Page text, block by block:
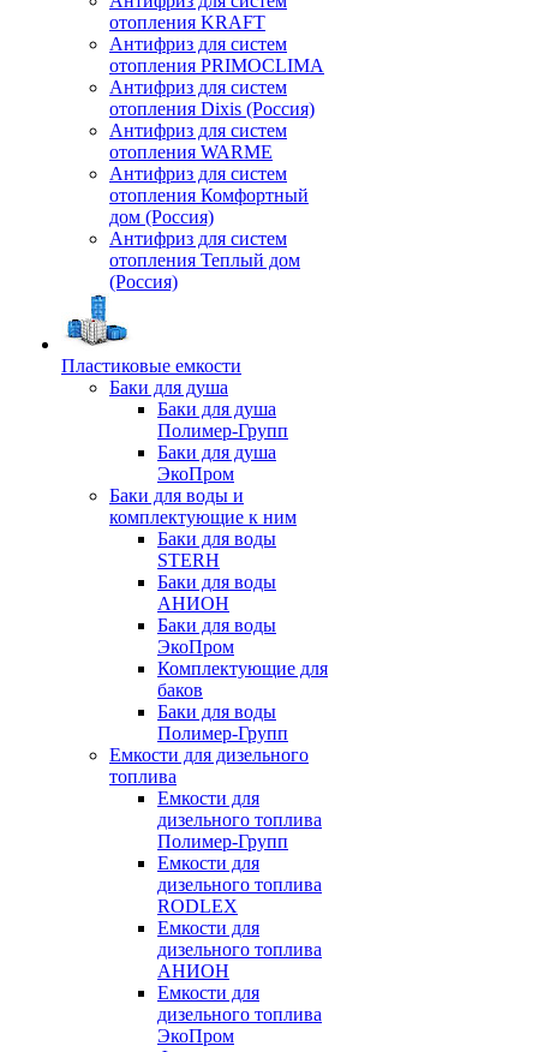
отопления KRAFT
Антифриз для систем
отопления PRIMOCLIMA
Антифриз для систем
отопления Dixis (Россия)
Антифриз для систем
отопления WARME
Антифриз для систем
отопления Комфортный
дом (Россия)
Антифриз для систем
отопления Теплый дом
(Россия)
Пластиковые емкости
Баки для душа
Баки для душа
Полимер-Групп
Баки для душа
ЭкоПром
Баки для воды и
комплектующие к ним
Баки для воды
STERH
Баки для воды
АНИОН
Баки для воды
ЭкоПром
Комплектующие для
баков
Баки для воды
Полимер-Групп
Емкости для дизельного
топлива
Емкости для
дизельного топлива
Полимер-Групп
Емкости для
дизельного топлива
RODLEX
Емкости для
дизельного топлива
АНИОН
Емкости для
дизельного топлива
ЭкоПром